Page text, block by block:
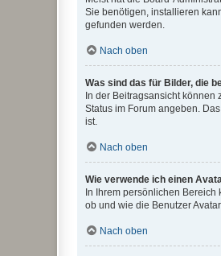
Sie benötigen, installieren
gefunden werden.
Nach oben
Was sind das für Bilder, die
In der Beitragsansicht können
Status im Forum angeben.
ist.
Nach oben
Wie verwende ich einen
In Ihrem persönlichen Bereich
ob und wie die Benutzer
Nach oben